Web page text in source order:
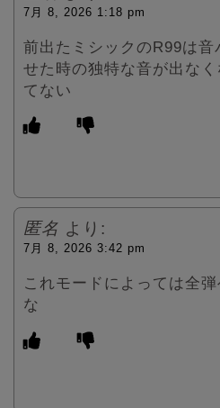
7月 8, 2026 1:18 pm
前出たミシックのR99は音
せた時の独特な音が出な
てない
匿名 より:
7月 8, 2026 3:42 pm
これモードによっては全
な